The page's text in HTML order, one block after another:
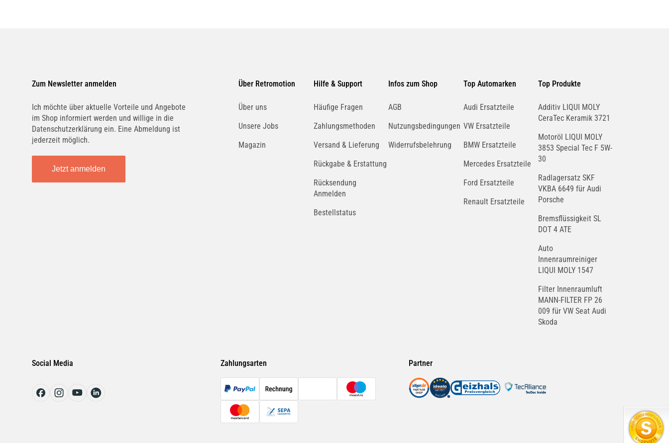
Zum Newsletter anmelden
Ich möchte über aktuelle Vorteile und Angebote
im Shop informiert werden und willige in die
Datenschutzerklärung ein. Eine Abmeldung ist
jederzeit möglich.
Jetzt anmelden
Über Retromotion
Über uns
Unsere Jobs
Magazin
Hilfe & Support
Häufige Fragen
Zahlungsmethoden
Versand & Lieferung
Rückgabe & Erstattung
Rücksendung
Anmelden
Bestellstatus
Infos zum Shop
AGB
Nutzungsbedingungen
Widerrufsbelehrung
Top Automarken
Audi Ersatzteile
VW Ersatzteile
BMW Ersatzteile
Mercedes Ersatzteile
Ford Ersatzteile
Renault Ersatzteile
Top Produkte
Additiv LIQUI MOLY
CeraTec Keramik 3721
Motoröl LIQUI MOLY
3853 Special Tec F 5W-
30
Radlagersatz SKF
VKBA 6649 für Audi
Porsche
Bremsflüssigkeit SL
DOT 4 ATE
Auto
Innenraumreiniger
LIQUI MOLY 1547
Filter Innenraumluft
MANN-FILTER FP 26
009 für VW Seat Audi
Skoda
Social Media Zahlungsarten Partner